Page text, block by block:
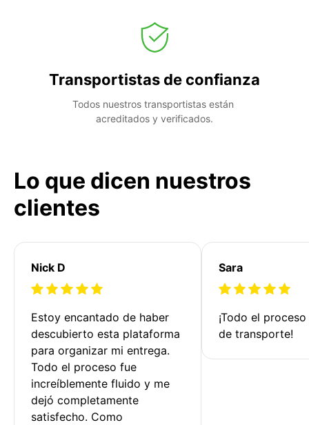
Transportistas de confianza
Todos nuestros transportistas están
acreditados y verificados.
Lo que dicen nuestros
clientes
Nick D
Estoy encantado de haber
descubierto esta plataforma
para organizar mi entrega.
Todo el proceso fue
increíblemente fluido y me
dejó completamente
satisfecho. Como
Sara
¡Todo el
de transporte!